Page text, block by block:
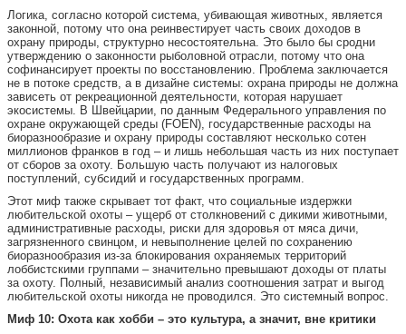
Логика, согласно которой система, убивающая животных, является
законной, потому что она реинвестирует часть своих доходов в
охрану природы, структурно несостоятельна. Это было бы сродни
утверждению о законности рыболовной отрасли, потому что она
софинансирует проекты по восстановлению. Проблема заключается
не в потоке средств, а в дизайне системы: охрана природы не должна
зависеть от рекреационной деятельности, которая нарушает
экосистемы. В Швейцарии, по данным Федерального управления по
охране окружающей среды (FOEN), государственные расходы на
биоразнообразие и охрану природы составляют несколько сотен
миллионов франков в год – и лишь небольшая часть из них поступает
от сборов за охоту. Большую часть получают из налоговых
поступлений, субсидий и государственных программ.
Этот миф также скрывает тот факт, что социальные издержки
любительской охоты – ущерб от столкновений с дикими животными,
административные расходы, риски для здоровья от мяса дичи,
загрязненного свинцом, и невыполнение целей по сохранению
биоразнообразия из-за блокирования охраняемых территорий
лоббистскими группами – значительно превышают доходы от платы
за охоту. Полный, независимый анализ соотношения затрат и выгод
любительской охоты никогда не проводился. Это системный вопрос.
Миф 10: Охота как хобби – это культура, а значит, вне критики